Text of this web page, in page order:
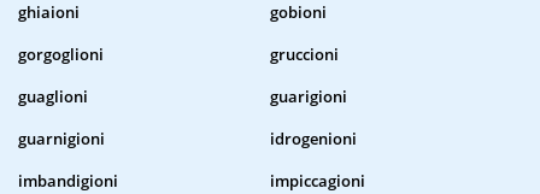
ghiaioni
gobioni
gorgoglioni
gruccioni
guaglioni
guarigioni
guarnigioni
idrogenioni
imbandigioni
impiccagioni